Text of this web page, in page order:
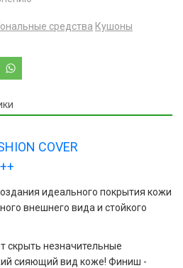
средства Кушоны
COVER
идеального покрытия кожи
внешнего вида и стойкого
скрыть незначительные
сияющий вид коже! Финиш -